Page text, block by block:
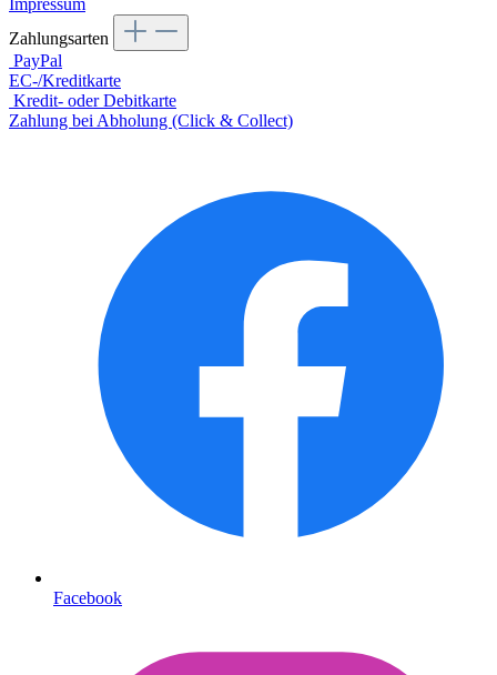
Zahlungsarten
PayPal
EC-/Kreditkarte
Kredit- oder Debitkarte
Zahlung bei Abholung (Click & Collect)
Facebook